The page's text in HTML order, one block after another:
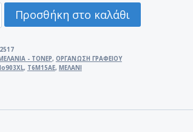
Προσθήκη στο καλάθι
2517
- ΤΟΝΕΡ, ΟΡΓΑΝΩΣΗ ΓΡΑΦΕΙΟΥ
, T6M15AE, ΜΕΛΑΝΙ